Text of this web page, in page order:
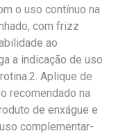
o uso contínuo na
com frizz
ao
a indicação de uso
Aplique de
recomendado na
de enxágue e
complementar-